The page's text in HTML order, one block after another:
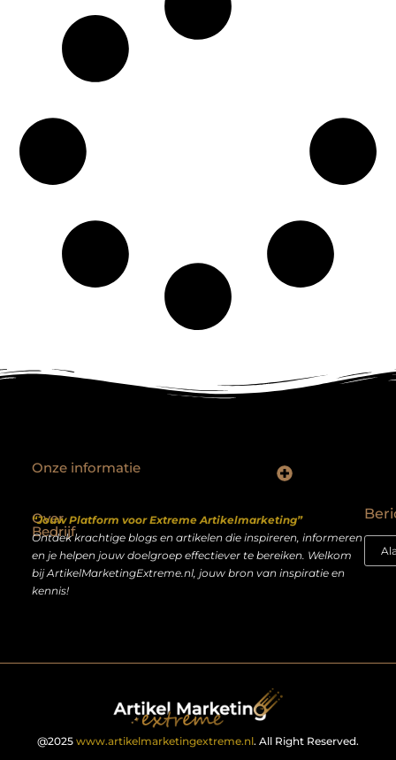
Over
Bedrijf
“Jouw Platform voor Extreme Artikelmarketing”
Ontdek krachtige blogs en artikelen die inspireren, informeren
en je helpen jouw doelgroep effectiever te bereiken. Welkom
bij ArtikelMarketingExtreme.nl, jouw bron van inspiratie en
kennis!
Onze informatie
@2025 www.artikelmarketingextreme.nl. All Right Reserved.